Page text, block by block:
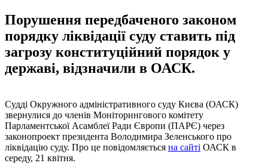
Порушення передбаченого законом
порядку ліквідації суду ставить під
загрозу конституційний порядок у
державі, відзначили в ОАСК.
Судді Окружного адміністративного суду Києва (ОАСК)
звернулися до членів Моніторингового комітету
Парламентської Асамблеї Ради Європи (ПАРЄ) через
законопроект президента Володимира Зеленського про
ліквідацію суду. Про це повідомляється на сайті ОАСК в
середу, 21 квітня.